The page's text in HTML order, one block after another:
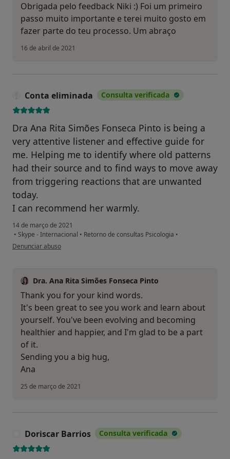
Obrigada pelo feedback Niki :) Foi um primeiro
passo muito importante e terei muito gosto em
fazer parte do teu processo. Um abraço
16 de abril de 2021
Conta eliminada Consulta verificada
Dra Ana Rita Simões Fonseca Pinto is being a
very attentive listener and effective guide for
me. Helping me to identify where old patterns
had their source and to find ways to move away
from triggering reactions that are unwanted
today.
I can recommend her warmly.
14 de março de 2021
• Skype - Internacional • Retorno de consultas Psicologia •
na opinião do utilizador Conta eliminada
Denunciar abuso
Dra. Ana Rita Simões Fonseca Pinto
Thank you for your kind words.
It's been great to see you work and learn about
yourself. You've been evolving and becoming
healthier and happier, and I'm glad to be a part
of it.
Sending you a big hug,
Ana
25 de março de 2021
Doriscar Barrios Consulta verificada